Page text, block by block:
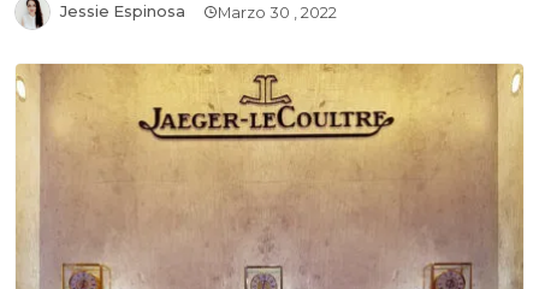
Jessie Espinosa Marzo 30 , 2022